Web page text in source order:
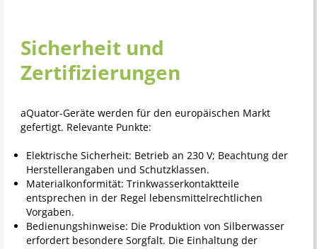
Sicherheit und
Zertifizierungen
aQuator-Geräte werden für den europäischen Markt
gefertigt. Relevante Punkte:
Elektrische Sicherheit: Betrieb an 230 V; Beachtung der
Herstellerangaben und Schutzklassen.
Materialkonformität: Trinkwasserkontaktteile
entsprechen in der Regel lebensmittelrechtlichen
Vorgaben.
Bedienungshinweise: Die Produktion von Silberwasser
erfordert besondere Sorgfalt. Die Einhaltung der